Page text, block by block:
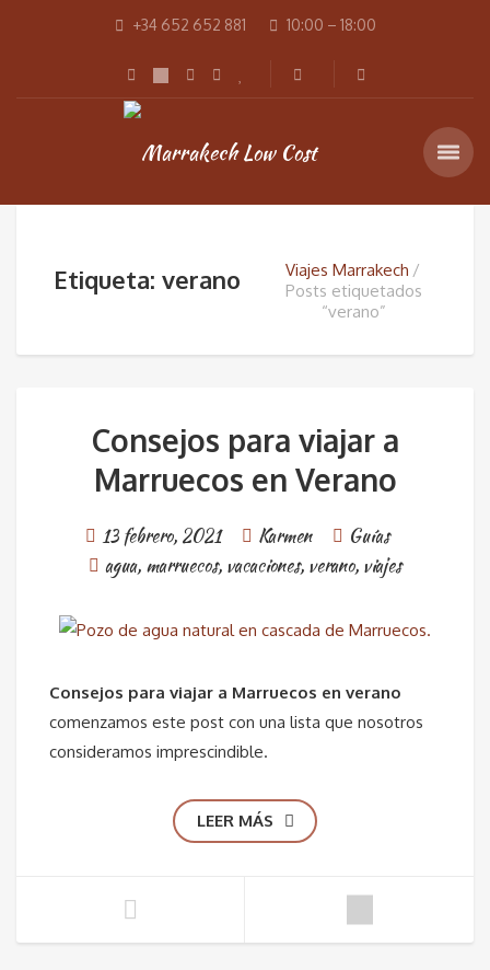
+34 652 652 881 10:00 – 18:00
Etiqueta: verano
Viajes Marrakech
Posts etiquetados
“verano”
Consejos para viajar a
Marruecos en Verano
13 febrero, 2021 Karmen
Guías
agua, marruecos, vacaciones, verano, viajes
Consejos para viajar a Marruecos en verano
comenzamos este post con una lista que nosotros
consideramos imprescindible.
LEER MÁS